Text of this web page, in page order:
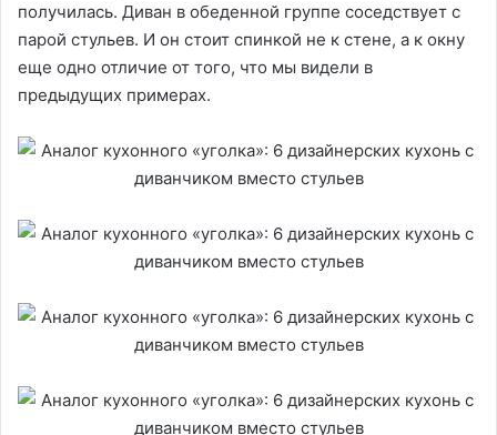
получилась. Диван в обеденной группе соседствует с
парой стульев. И он стоит спинкой не к стене, а к окну
еще одно отличие от того, что мы видели в
предыдущих примерах.